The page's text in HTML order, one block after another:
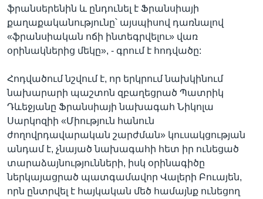
ֆրանսերենին և ընդունել է Ֆրանսիայի
քաղաքականությունը՝ այսպիսով դառնալով
«ֆրանսիական ոճի ինտեգրվելու» վառ
օրինակներից մեկը», - գրում է հոդվածը:
Հոդվածում նշվում է, որ երկրում նախկինում
նախարարի պաշտոն զբաղեցրած Պատրիկ
Դևեջյանը Ֆրանսիայի նախագահ Նիկոլա
Սարկոզիի «Միություն հանուն
ժողովրդավարական շարժման» կուսակցության
անդամ է, չնայած նախագահի հետ իր ունեցած
տարաձայնությունների, իսկ օրինագիծը
ներկայացրած պատգամավոր Վալերի Բուայեն,
որն ընտրվել է հայկական մեծ համայնք ունեցող